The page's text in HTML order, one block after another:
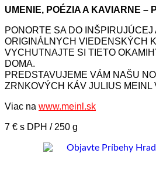
UMENIE, POÉZIA A KAVIARNE –
PONORTE SA DO INŠPIRUJÚCEJ
ORIGINÁLNYCH VIEDENSKÝCH
VYCHUTNAJTE SI TIETO
DOMA.
PREDSTAVUJEME VÁM NAŠU
ZRNKOVÝCH KÁV JULIUS MEINL
Viac na www.meinl.sk
7 € s DPH / 250 g